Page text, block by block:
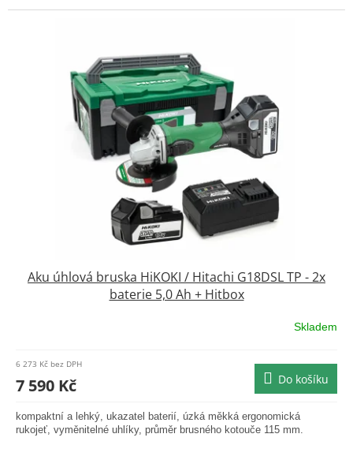
Aku úhlová bruska HiKOKI / Hitachi G18DSL TP - 2x
baterie 5,0 Ah + Hitbox
produktu
5,0
5
hvězdiček.
Skladem
6 273 Kč bez DPH
7 590 Kč Do košíku
kompaktní a lehký, ukazatel baterií, úzká měkká ergonomická
rukojeť, vyměnitelné uhlíky, průměr brusného kotouče 115 mm.